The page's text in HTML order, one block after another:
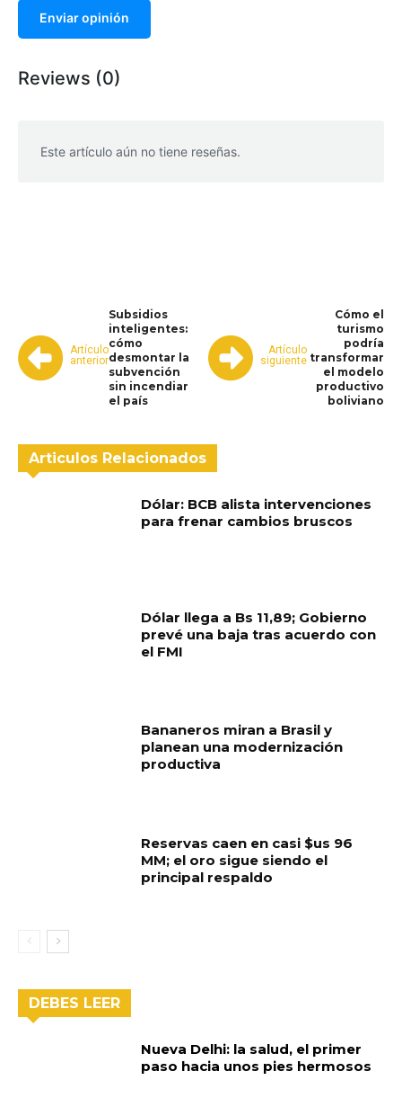
Enviar opinión
Reviews (0)
Este artículo aún no tiene reseñas.
Artículo
anterior
Subsidios
inteligentes:
cómo
desmontar la
subvención
sin incendiar
el país
Artículo
siguiente
Cómo el
turismo
podría
transformar
el modelo
productivo
boliviano
Articulos Relacionados
Dólar: BCB alista intervenciones
para frenar cambios bruscos
Dólar llega a Bs 11,89; Gobierno
prevé una baja tras acuerdo con
el FMI
Bananeros miran a Brasil y
planean una modernización
productiva
Reservas caen en casi $us 96
MM; el oro sigue siendo el
principal respaldo
DEBES LEER
Nueva Delhi: la salud, el primer
paso hacia unos pies hermosos